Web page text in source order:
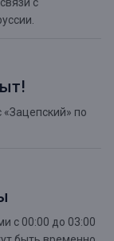
по
с 00:00 до 03:00